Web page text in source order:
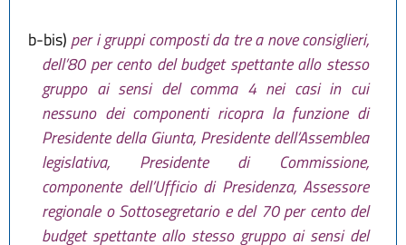
b-bis) per i gruppi composti da tre a nove consiglieri,
dell’80 per cento del budget spettante allo stesso
gruppo ai sensi del comma 4 nei casi in cui
nessuno dei componenti ricopra la funzione di
Presidente della Giunta, Presidente dell’Assemblea
legislativa, Presidente di Commissione,
componente dell’Ufficio di Presidenza, Assessore
regionale o Sottosegretario e del 70 per cento del
budget spettante allo stesso gruppo ai sensi del